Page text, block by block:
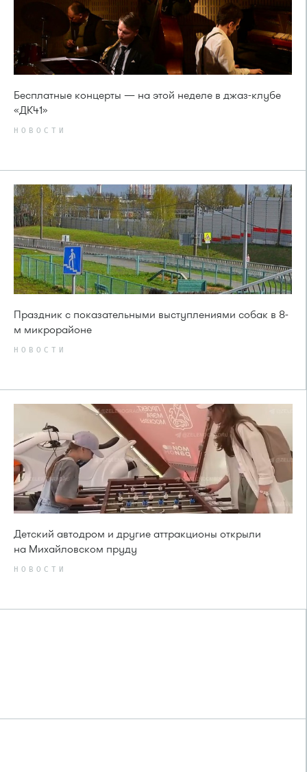
Бесплатные концерты — на этой неделе в джаз-клубе
«ДК41»
НОВОСТИ
Праздник с показательными выступлениями собак в 8-
м микрорайоне
НОВОСТИ
Детский автодром и другие аттракционы открыли
на Михайловском пруду
НОВОСТИ